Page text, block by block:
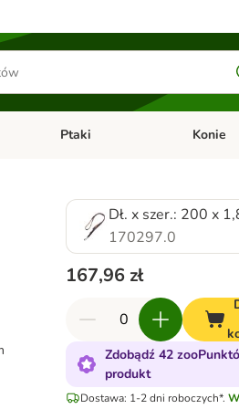
zwierzęta
Otwórz menu kategorii:
Ptaki Otwórz
Konie
Dł. x szer.: 200 x
170297.0
167,96 zł
Zdobądź 42
produkt
Dostawa: 1-2 dni roboczych*.